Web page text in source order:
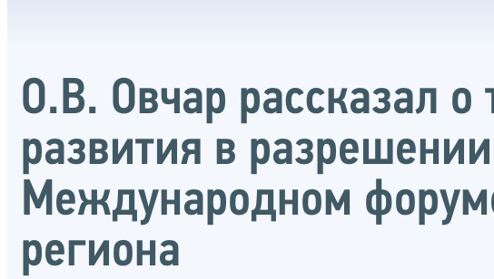
О.В. Овчар рассказал о
развития в
Международном
региона